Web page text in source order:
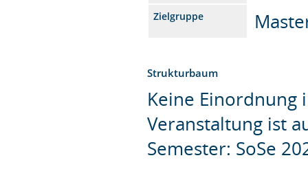
Zielgruppe
Strukturbaum
Keine Einordnung
Veranstaltung ist
Semester: SoSe